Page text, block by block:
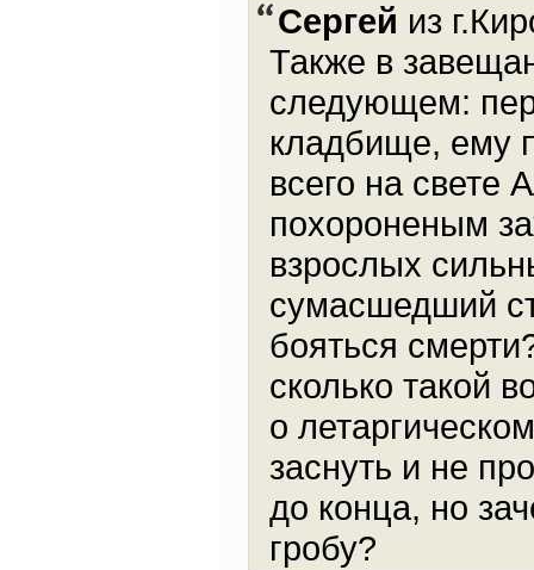
Сергей из
Также в
следующем:
кладбище, ему
всего на свете
похороненым
взрослых
сумасшедший
бояться
сколько такой
о
заснуть и не
до конца, но
гробу?